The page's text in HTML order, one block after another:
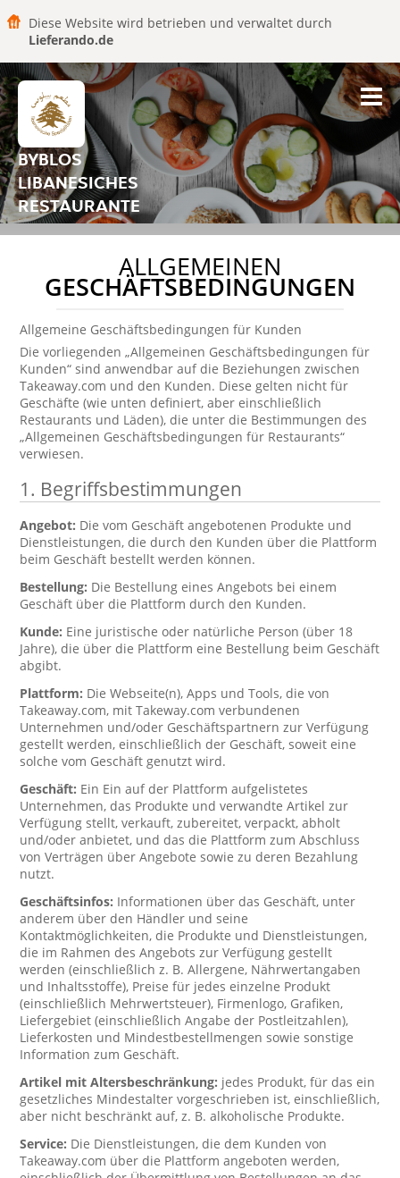
Diese Website wird betrieben und verwaltet durch
Lieferando.de
BYBLOS
LIBANESICHES
RESTAURANTE
ALLGEMEINEN
GESCHÄFTSBEDINGUNGEN
Allgemeine Geschäftsbedingungen für Kunden
Die vorliegenden „Allgemeinen Geschäftsbedingungen für
Kunden“ sind anwendbar auf die Beziehungen zwischen
Takeaway.com und den Kunden. Diese gelten nicht für
Geschäfte (wie unten definiert, aber einschließlich
Restaurants und Läden), die unter die Bestimmungen des
„Allgemeinen Geschäftsbedingungen für Restaurants“
verwiesen.
1. Begriffsbestimmungen
Angebot: Die vom Geschäft angebotenen Produkte und
Dienstleistungen, die durch den Kunden über die Plattform
beim Geschäft bestellt werden können.
Bestellung: Die Bestellung eines Angebots bei einem
Geschäft über die Plattform durch den Kunden.
Kunde: Eine juristische oder natürliche Person (über 18
Jahre), die über die Plattform eine Bestellung beim Geschäft
abgibt.
Plattform: Die Webseite(n), Apps und Tools, die von
Takeaway.com, mit Takeway.com verbundenen
Unternehmen und/oder Geschäftspartnern zur Verfügung
gestellt werden, einschließlich der Geschäft, soweit eine
solche vom Geschäft genutzt wird.
Geschäft: Ein Ein auf der Plattform aufgelistetes
Unternehmen, das Produkte und verwandte Artikel zur
Verfügung stellt, verkauft, zubereitet, verpackt, abholt
und/oder anbietet, und das die Plattform zum Abschluss
von Verträgen über Angebote sowie zu deren Bezahlung
nutzt.
Geschäftsinfos: Informationen über das Geschäft, unter
anderem über den Händler und seine
Kontaktmöglichkeiten, die Produkte und Dienstleistungen,
die im Rahmen des Angebots zur Verfügung gestellt
werden (einschließlich z. B. Allergene, Nährwertangaben
und Inhaltsstoffe), Preise für jedes einzelne Produkt
(einschließlich Mehrwertsteuer), Firmenlogo, Grafiken,
Liefergebiet (einschließlich Angabe der Postleitzahlen),
Lieferkosten und Mindestbestellmengen sowie sonstige
Information zum Geschäft.
Artikel mit Altersbeschränkung: jedes Produkt, für das ein
gesetzliches Mindestalter vorgeschrieben ist, einschließlich,
aber nicht beschränkt auf, z. B. alkoholische Produkte.
Service: Die Dienstleistungen, die dem Kunden von
Takeaway.com über die Plattform angeboten werden,